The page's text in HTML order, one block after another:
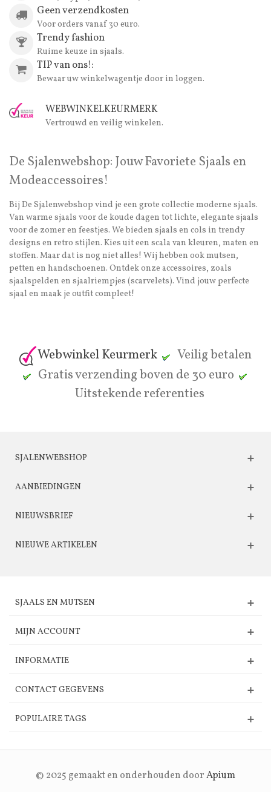
Geen verzendkosten
Voor orders vanaf 30 euro.
Trendy fashion
Ruime keuze in sjaals.
TIP van ons!:
Bewaar uw winkelwagentje door in loggen.
WEBWINKELKEURMERK
Vertrouwd en veilig winkelen.
De Sjalenwebshop: Jouw Favoriete Sjaals en
Modeaccessoires!
Bij De Sjalenwebshop vind je een grote collectie moderne sjaals.
Van warme sjaals voor de koude dagen tot lichte, elegante sjaals
voor de zomer en feestjes. We bieden sjaals en cols in trendy
designs en retro stijlen. Kies uit een scala van kleuren, maten en
stoffen. Maar dat is nog niet alles! Wij hebben ook mutsen,
petten en handschoenen. Ontdek onze accessoires, zoals
sjaalspelden en sjaalriempjes (scarvelets). Vind jouw perfecte
sjaal en maak je outfit compleet!
Webwinkel Keurmerk
Veilig betalen
Gratis verzending boven de 30 euro
Uitstekende referenties
SJALENWEBSHOP
AANBIEDINGEN
NIEUWSBRIEF
NIEUWE ARTIKELEN
SJAALS EN MUTSEN
MIJN ACCOUNT
INFORMATIE
CONTACT GEGEVENS
POPULAIRE TAGS
© 2025 gemaakt en onderhouden doorApium